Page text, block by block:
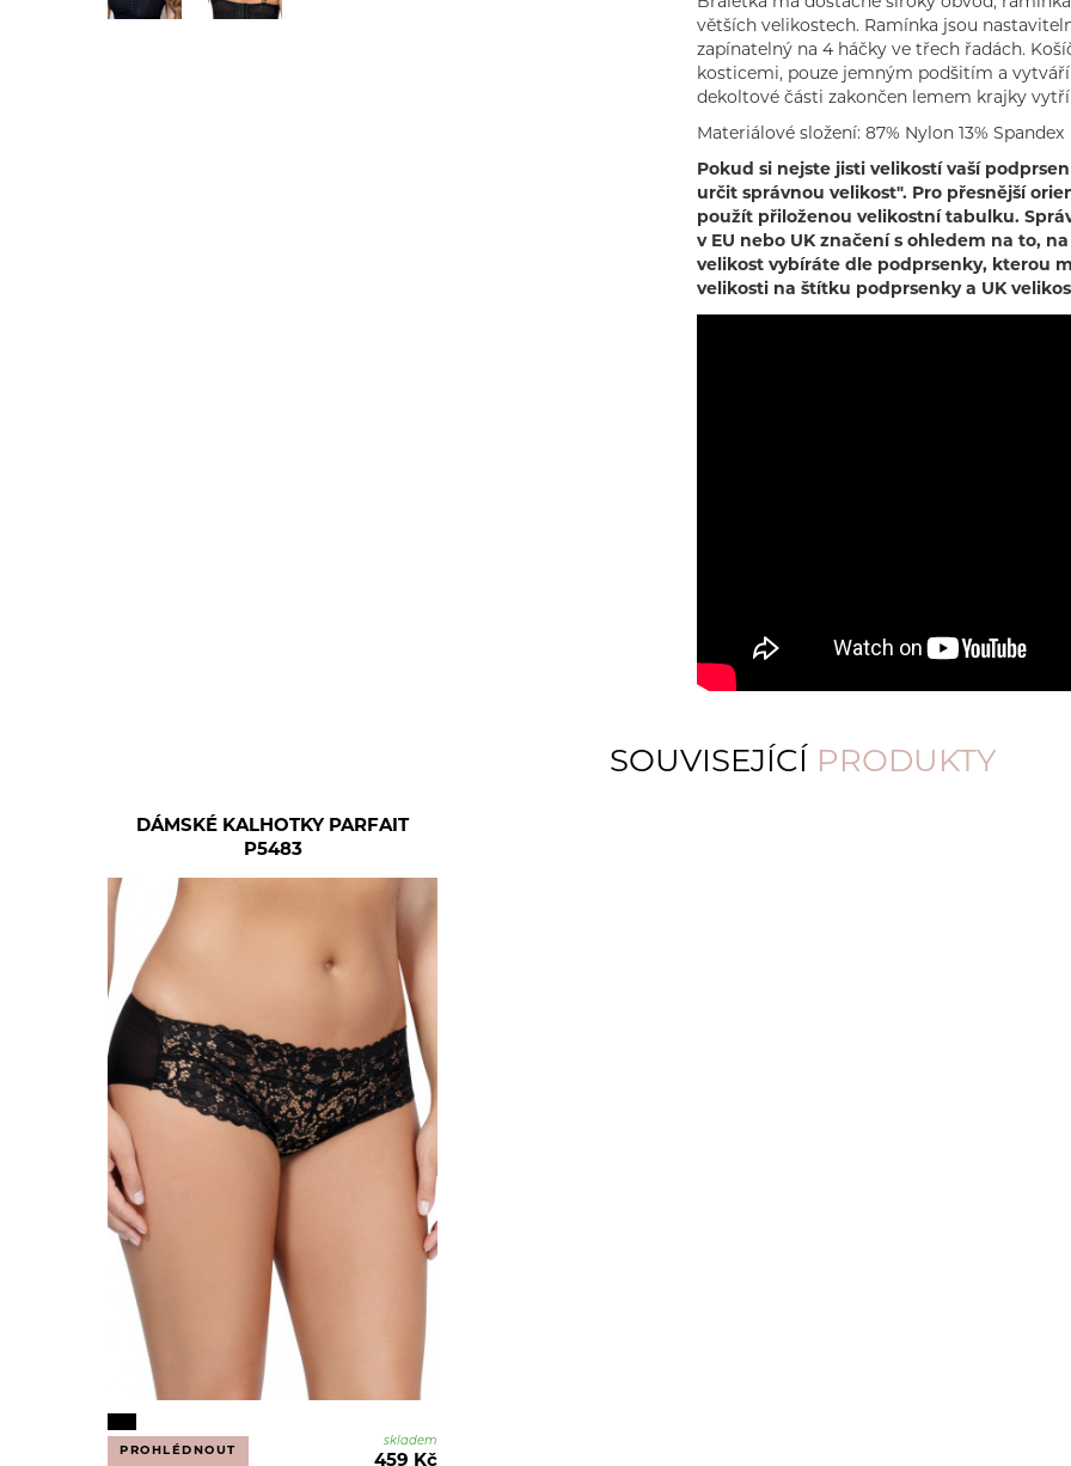
větších velikostech. Ramínka jsou
zapínatelný na 4 háčky ve třech řadách.
kosticemi, pouze jemným podšitím a
dekoltové části zakončen lemem krajky
Materiálové složení: 87% Nylon 13% Spandex
Pokud si nejste jisti velikostí vaší
určit správnou velikost". Pro přesnější
použít přiloženou velikostní tabulku.
v EU nebo UK značení s ohledem na to,
velikost vybíráte dle podprsenky, kterou
velikosti na štítku podprsenky a UK
SOUVISEJÍCÍ PRODUKTY
DÁMSKÉ KALHOTKY PARFAIT
P5483
PROHLÉDNOUT
skladem
459 Kč